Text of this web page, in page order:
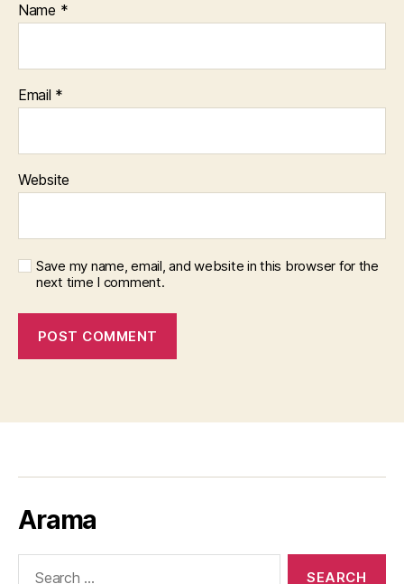
Name *
Email *
Website
Save my name, email, and website in this browser for the
next time I comment.
Arama